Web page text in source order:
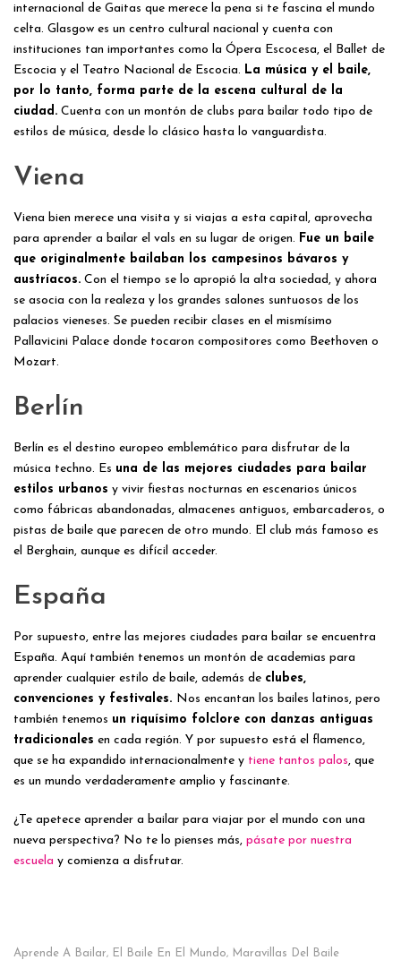
internacional de Gaitas que merece la pena si te fascina el mundo
celta. Glasgow es un centro cultural nacional y cuenta con
instituciones tan importantes como la Ópera Escocesa, el Ballet de
Escocia y el Teatro Nacional de Escocia. La música y el baile,
por lo tanto, forma parte de la escena cultural de la
ciudad. Cuenta con un montón de clubs para bailar todo tipo de
estilos de música, desde lo clásico hasta lo vanguardista.
Viena
Viena bien merece una visita y si viajas a esta capital, aprovecha
para aprender a bailar el vals en su lugar de origen. Fue un baile
que originalmente bailaban los campesinos bávaros y
austríacos. Con el tiempo se lo apropió la alta sociedad, y ahora
se asocia con la realeza y los grandes salones suntuosos de los
palacios vieneses. Se pueden recibir clases en el mismísimo
Pallavicini Palace donde tocaron compositores como Beethoven o
Mozart.
Berlín
Berlín es el destino europeo emblemático para disfrutar de la
música techno. Es una de las mejores ciudades para bailar
estilos urbanos y vivir fiestas nocturnas en escenarios únicos
como fábricas abandonadas, almacenes antiguos, embarcaderos, o
pistas de baile que parecen de otro mundo. El club más famoso es
el Berghain, aunque es difícil acceder.
España
Por supuesto, entre las mejores ciudades para bailar se encuentra
España. Aquí también tenemos un montón de academias para
aprender cualquier estilo de baile, además de clubes,
convenciones y festivales. Nos encantan los bailes latinos, pero
también tenemos un riquísimo folclore con danzas antiguas
tradicionales en cada región. Y por supuesto está el flamenco,
que se ha expandido internacionalmente y tiene tantos palos, que
es un mundo verdaderamente amplio y fascinante.
¿Te apetece aprender a bailar para viajar por el mundo con una
nueva perspectiva? No te lo pienses más, pásate por nuestra
escuela y comienza a disfrutar.
Aprende A Bailar, El Baile En El Mundo, Maravillas Del Baile